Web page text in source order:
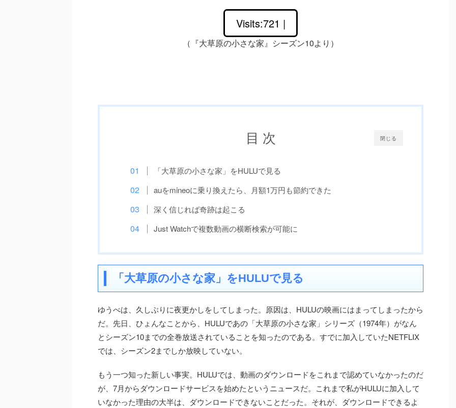
Visits:721 |
（『大草原の小さな家』シーズン10より）
閉じる
目 次
「大草原の小さな家」をHULUで見る
auをmineoに乗り換えたら、月額1万円も節約できた
深く信じれば奇跡は起こる
Just Watchで複数動画の横断検索が可能に
「大草原の小さな家」をHULUで見る
ゆうべは、久しぶりに夜更かしをしてしまった。原因は、HULUの映画にはまってしまったから
だ。先日、ひょんなことから、HULUであの「大草原の小さな家」シリーズ（1974年）がなん
とシーズン10までの全巻放送されていることを知ったのである。すでに加入していたNETFLIX
では、シーズン2までしか放映していない。
もう一つ知った新しい事実。HULUでは、動画のダウンロードをこれまで認めていなかったのだ
が、7月からダウンロードサービスを始めたというニュースだ。これまで私がHULUに加入して
いなかった理由の大半は、ダウンロードできないことだった。それが、ダウンロードできるよ